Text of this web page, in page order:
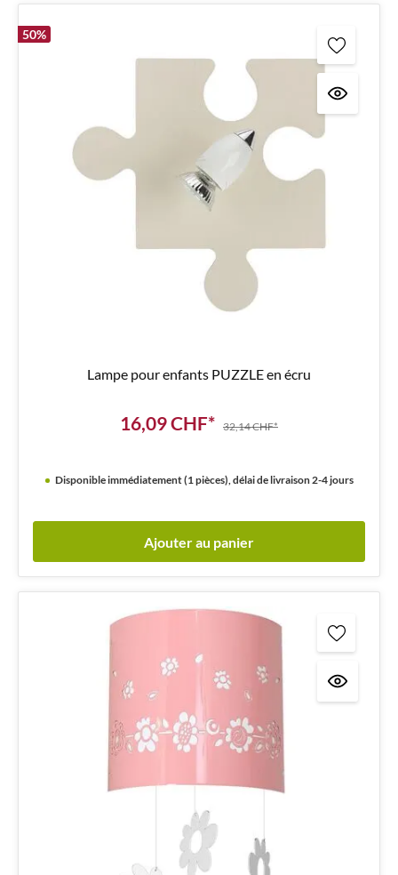
50%
Lampe pour enfants PUZZLE en écru
16,09 CHF* 32,14 CHF*
Disponible immédiatement (1 pièces), délai de livraison 2-4 jours
Ajouter au panier